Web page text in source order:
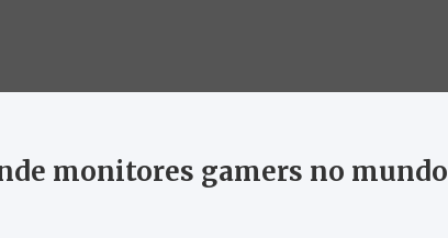
monitores gamers no mundo